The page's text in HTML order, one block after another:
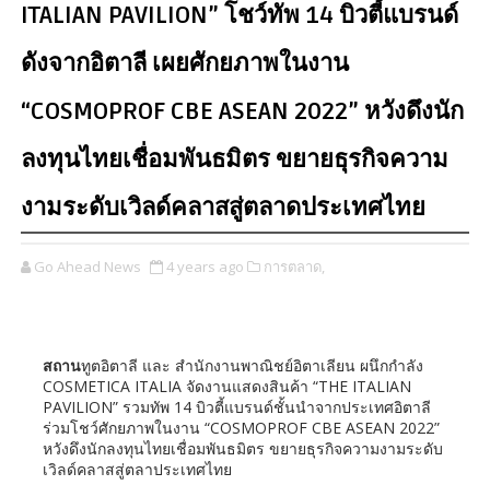
ITALIAN PAVILION” โชว์ทัพ 14 บิวตี้แบรนด์
ดังจากอิตาลี เผยศักยภาพในงาน
“COSMOPROF CBE ASEAN 2022” หวังดึงนัก
ลงทุนไทยเชื่อมพันธมิตร ขยายธุรกิจความ
งามระดับเวิลด์คลาสสู่ตลาดประเทศไทย
Go Ahead News 4 years ago การตลาด,
สถานทูตอิตาลี และ สำนักงานพาณิชย์อิตาเลียน ผนึกกำลัง
COSMETICA ITALIA จัดงานแสดงสินค้า “THE ITALIAN
PAVILION” รวมทัพ 14 บิวตี้แบรนด์ชั้นนำจากประเทศอิตาลี
ร่วมโชว์ศักยภาพในงาน “COSMOPROF CBE ASEAN 2022”
หวังดึงนักลงทุนไทยเชื่อมพันธมิตร ขยายธุรกิจความงามระดับ
เวิลด์คลาสสู่ตลาประเทศไทย